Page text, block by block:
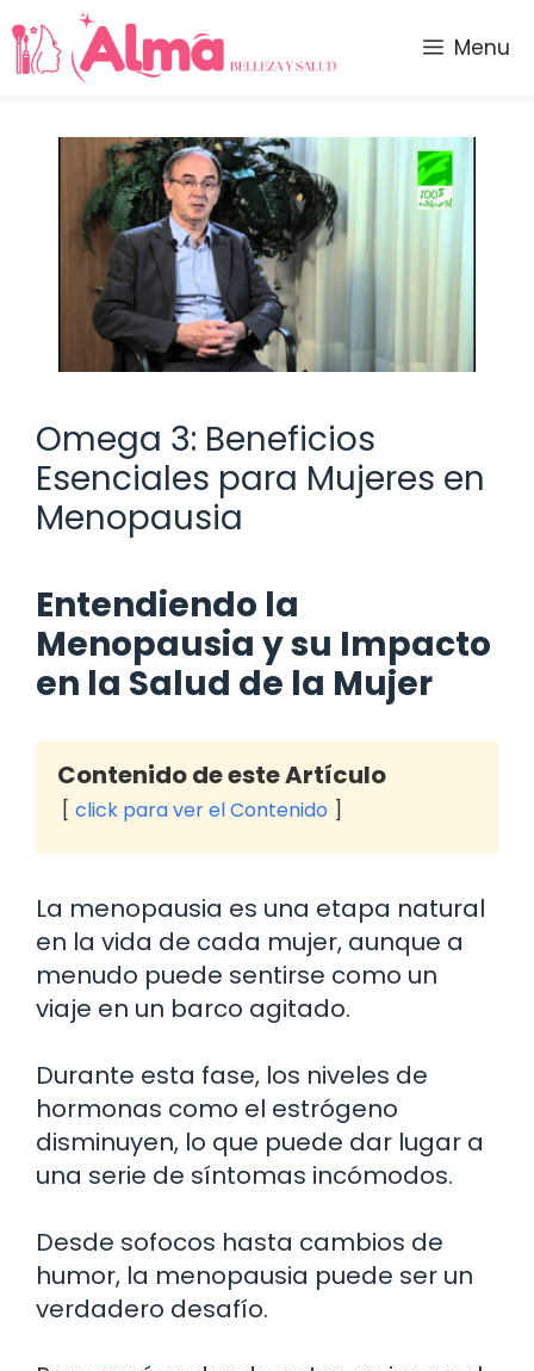
Saltar
al
contenido
Menu
Omega 3: Beneficios
Esenciales para Mujeres en
Menopausia
Entendiendo la
Menopausia y su Impacto
en la Salud de la Mujer
Contenido de este Artículo
click para ver el Contenido
La menopausia es una etapa natural
en la vida de cada mujer, aunque a
menudo puede sentirse como un
viaje en un barco agitado.
Durante esta fase, los niveles de
hormonas como el estrógeno
disminuyen, lo que puede dar lugar a
una serie de síntomas incómodos.
Desde sofocos hasta cambios de
humor, la menopausia puede ser un
verdadero desafío.